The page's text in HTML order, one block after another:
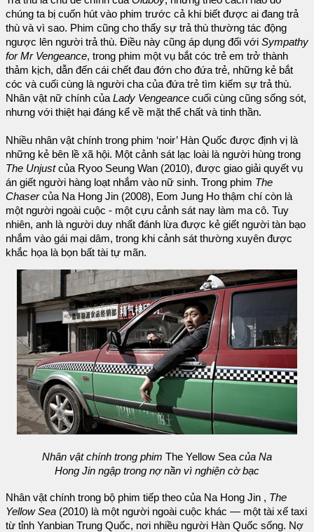
chúng ta bị cuốn hút vào phim trước cả khi biết được ai đang trả
thù và vì sao. Phim cũng cho thấy sự trả thù thường tác động
ngược lên người trả thù. Điều này cũng áp dụng đối với Sympathy
for Mr Vengeance, trong phim một vụ bắt cóc trẻ em trở thành
thảm kịch, dẫn đến cái chết đau đớn cho đứa trẻ, những kẻ bắt
cóc và cuối cùng là người cha của đứa trẻ tìm kiếm sự trả thù.
Nhân vật nữ chính của Lady Vengeance cuối cùng cũng sống sót,
nhưng với thiệt hại đáng kể về mặt thể chất và tinh thần.
Nhiều nhân vật chính trong phim ‘noir’ Hàn Quốc được định vị là
những kẻ bên lề xã hội. Một cảnh sát lạc loài là người hùng trong
The Unjustcủa Ryoo Seung Wan (2010), được giao giải quyết vụ
án giết người hàng loạt nhắm vào nữ sinh. Trong phim The
Chasercủa Na Hong Jin (2008), Eom Jung Ho thậm chí còn là
một người ngoài cuộc - một cựu cảnh sát nay làm ma cô. Tuy
nhiên, anh là người duy nhất đánh lừa được kẻ giết người tàn bạo
nhắm vào gái mại dâm, trong khi cảnh sát thường xuyên được
khắc họa là bọn bất tài tự mãn.
Nhân vật chính trong phim The Yellow Seacủa Na
Hong Jin ngập trong nợ nần vì nghiện cờ bạc
Nhân vật chính trong bộ phim tiếp theo của Na Hong Jin , The
Yellow Sea (2010) là một người ngoài cuộc khác — một tài xế taxi
từ tỉnh Yanbian Trung Quốc, nơi nhiều người Hàn Quốc sống. Nợ